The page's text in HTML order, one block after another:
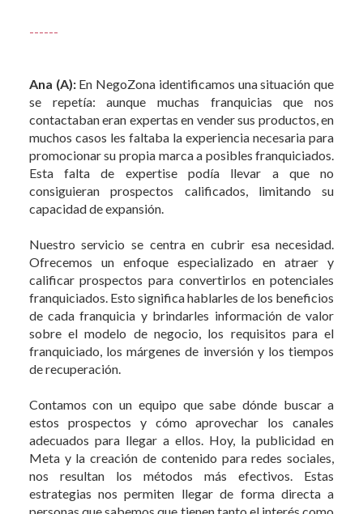
------
Ana (A):En NegoZona identificamos una situación que
se repetía: aunque muchas franquicias que nos
contactaban eran expertas en vender sus productos, en
muchos casos les faltaba la experiencia necesaria para
promocionar su propia marca a posibles franquiciados.
Esta falta de expertise podía llevar a que no
consiguieran prospectos calificados, limitando su
capacidad de expansión.
Nuestro servicio se centra en cubrir esa necesidad.
Ofrecemos un enfoque especializado en atraer y
calificar prospectos para convertirlos en potenciales
franquiciados. Esto significa hablarles de los beneficios
de cada franquicia y brindarles información de valor
sobre el modelo de negocio, los requisitos para el
franquiciado, los márgenes de inversión y los tiempos
de recuperación.
Contamos con un equipo que sabe dónde buscar a
estos prospectos y cómo aprovechar los canales
adecuados para llegar a ellos. Hoy, la publicidad en
Meta y la creación de contenido para redes sociales,
nos resultan los métodos más efectivos. Estas
estrategias nos permiten llegar de forma directa a